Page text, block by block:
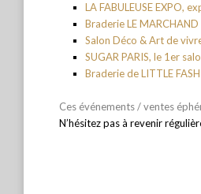
LA FABULEUSE EXPO,
Braderie LE MARCHAND
Salon Déco & Art de
SUGAR PARIS, le 1er
Braderie de LITTLE
Ces événements / ventes
N’hésitez pas à revenir